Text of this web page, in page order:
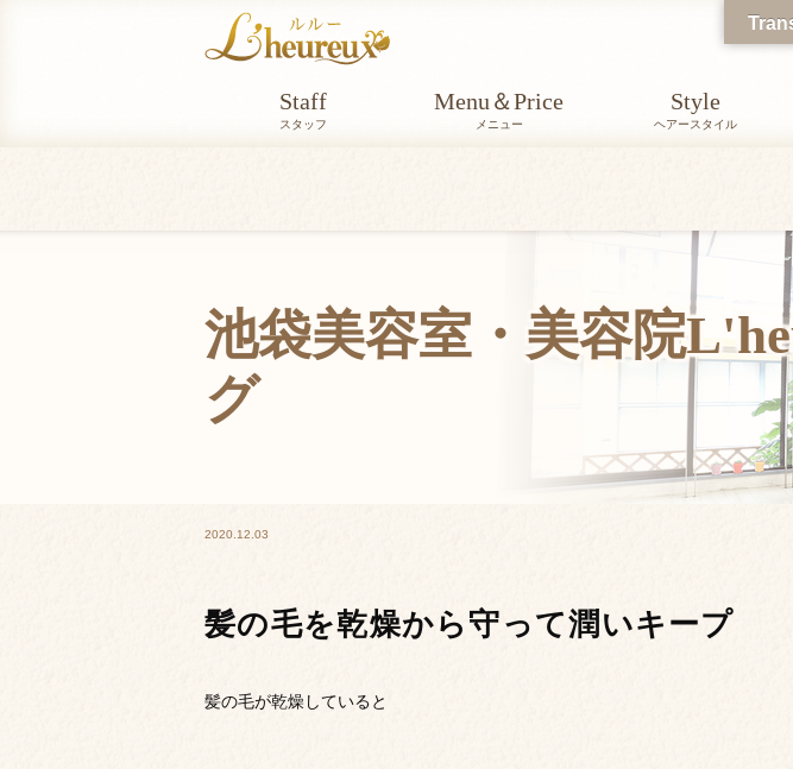
Staff
スタッフ
Menu＆Price
メニュー
Style
ヘアースタイル
池袋美容室・美容院
グ
2020.12.03
髪の毛を乾燥から守って潤いキープ
髪の毛が乾燥していると